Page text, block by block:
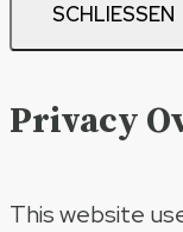
SCHLIESSEN
Privacy
This website